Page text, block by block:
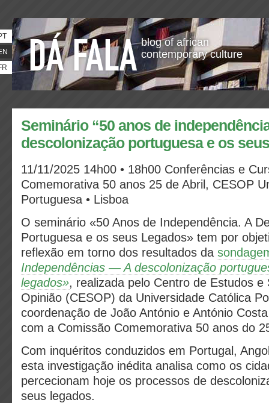
blog of african
contemporary culture
Seminário “50 anos de
descolonização portuguesa e os
11/11/2025 14h00 • 18h00 Conferências e
Comemorativa 50 anos 25 de Abril, CESOP
Portuguesa • Lisboa
O seminário «50 Anos de Independência. A
Portuguesa e os seus Legados» tem por
reflexão em torno dos resultados da
Independências — A descolonização
legados», realizada pelo Centro de Estudos e
Opinião (CESOP) da Universidade Católica
coordenação de João António e António
com a Comissão Comemorativa 50 anos do
Com inquéritos conduzidos em Portugal,
esta investigação inédita analisa como os
percecionam hoje os processos de
seus legados.